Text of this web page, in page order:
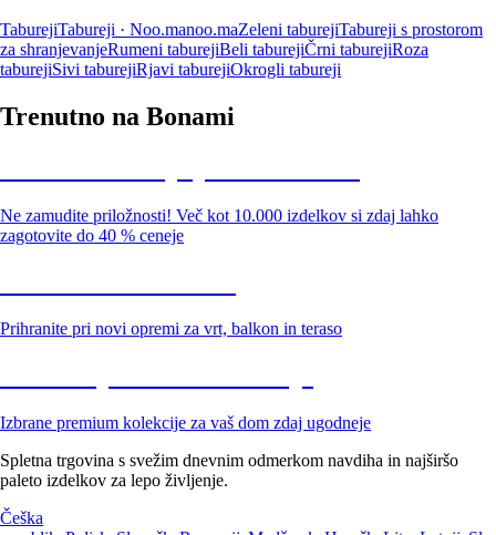
TaburejiTabureji · Noo.manoo.maZeleni taburejiTabureji s prostorom
za shranjevanjeRumeni taburejiBeli taburejiČrni taburejiRoza
taburejiSivi taburejiRjavi taburejiOkrogli tabureji
Trenutno na Bonami
Ne zamudite priložnosti! Več kot 10.000 izdelkov si zdaj lahko
zagotovite do 40 % ceneje
Prihranite pri novi opremi za vrt, balkon in teraso
Izbrane premium kolekcije za vaš dom zdaj ugodneje
Spletna trgovina s svežim dnevnim odmerkom navdiha in najširšo
paleto izdelkov za lepo življenje.
Češka